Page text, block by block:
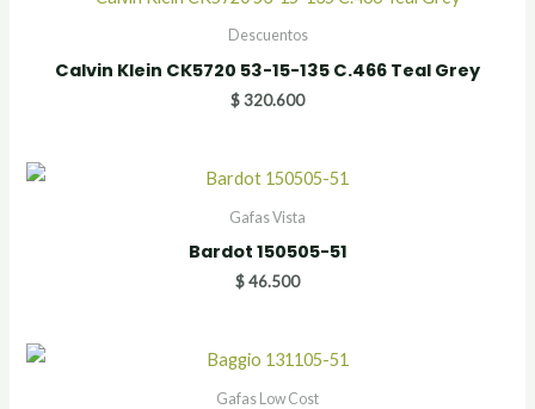
Descuentos
Calvin Klein CK5720 53-15-135 C.466 Teal Grey
$320.600
Gafas Vista
Bardot 150505-51
$46.500
Gafas Low Cost